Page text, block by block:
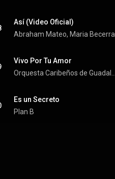
Así (Video Oficial)
Abraham Mateo, Maria Becerra
Vivo Por Tu Amor
Es un Secreto
Plan B